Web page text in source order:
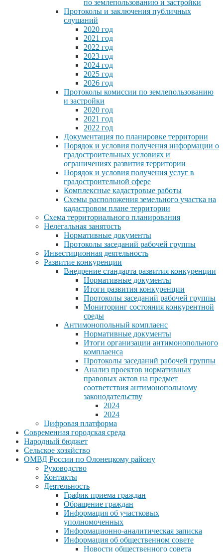
по землепользованию и застройки
Протоколы и заключения публичных
слушаний
2020 год
2021 год
2022 год
2023 год
2024 год
2025 год
2026 год
Протоколы комиссии по землепользованию
и застройки
2020 год
2021 год
2022 год
Документация по планировке территории
Порядок и условия получения информации о
градостроительных условиях и
ограничениях развития территории
Порядок и условия получения услуг в
градостроительной сфере
Комплексные кадастровые работы
Схемы расположения земельного участка на
кадастровом плане территории
Схема территориального планирования
Нелегальная занятость
Нормативные документы
Протоколы заседаний рабочей группы
Инвестиционная деятельность
Развитие конкуренции
Внедрение стандарта развития конкуренции
Нормативные документы
Итоги развития конкуренции
Протоколы заседаний рабочей группы
Мониторинг состояния конкурентной
среды
Антимонопольный комплаенс
Нормативные документы
Итоги организации антимонопольного
комплаенса
Протоколы заседаний рабочей группы
Анализ проектов нормативных
правовых актов на предмет
соответствия антимонопольному
законодательству
2024
2024
Цифровая платформа
Современная городская среда
Народный бюджет
Сельское хозяйство
ОМВД России по Олонецкому району
Руководство
Контакты
Деятельность
График приема граждан
Обращение граждан
Информация об участковых
уполномоченных
Информационно-аналитическая записка
Информация об общественном совете
Новости общественного совета